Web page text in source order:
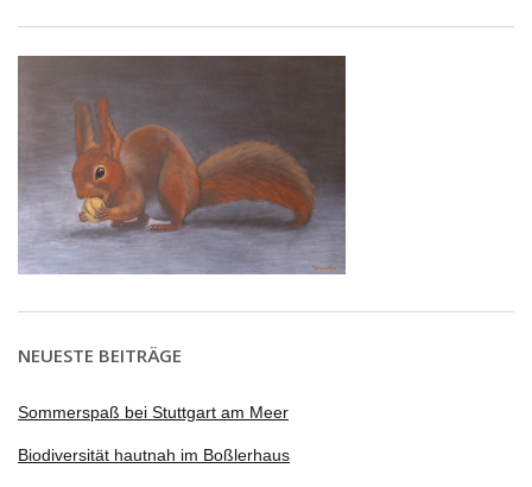
NEUESTE BEITRÄGE
Sommerspaß bei Stuttgart am Meer
Biodiversität hautnah im Boßlerhaus